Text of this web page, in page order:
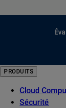
PRODUITS
Cloud
Sécurité